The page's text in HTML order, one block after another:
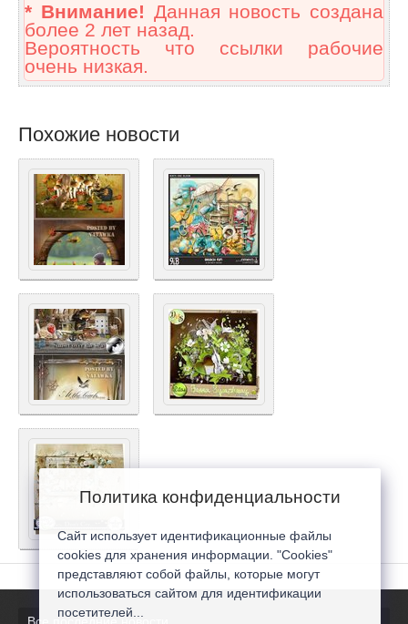
* Внимание! Данная новость создана
более 2 лет назад.
Вероятность что ссылки рабочие
очень низкая.
Похожие новости
Политика конфиденциальности
Сайт использует идентификационные файлы
cookies для хранения информации. "Cookies"
представляют собой файлы, которые могут
использоваться сайтом для идентификации
посетителей...